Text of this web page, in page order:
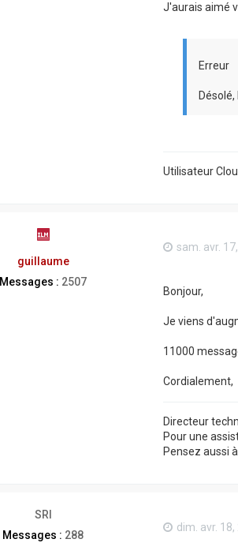
J'aurais aimé
Erreur
Utilisateur
guillaume
Messages : 2507
sam. avr.
Bonjour,
Je viens
11000
Cordialement,
Directeur
Pour une
Pensez aussi
SRI
Messages : 288
dim. avr.